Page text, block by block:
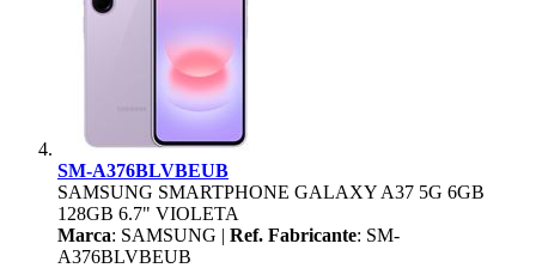
SM-A376BLVBEUB
SAMSUNG SMARTPHONE GALAXY A37 5G 6GB
128GB 6.7" VIOLETA
Marca: SAMSUNG | Ref. Fabricante: SM-
A376BLVBEUB